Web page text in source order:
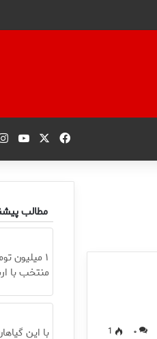
فیس بوک
۰ 1
مطالب
۱ میلیون
منتخب با